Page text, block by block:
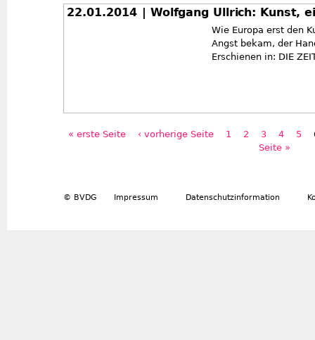
22.01.2014 | Wolfgang Ullrich: Kunst,
Wie Europa erst den
Angst bekam, der
Erschienen in: DIE
« erste Seite ‹ vorherige Seite 1 2 3 4 5
Seite »
© BVDG Impressum Datenschutzinformation